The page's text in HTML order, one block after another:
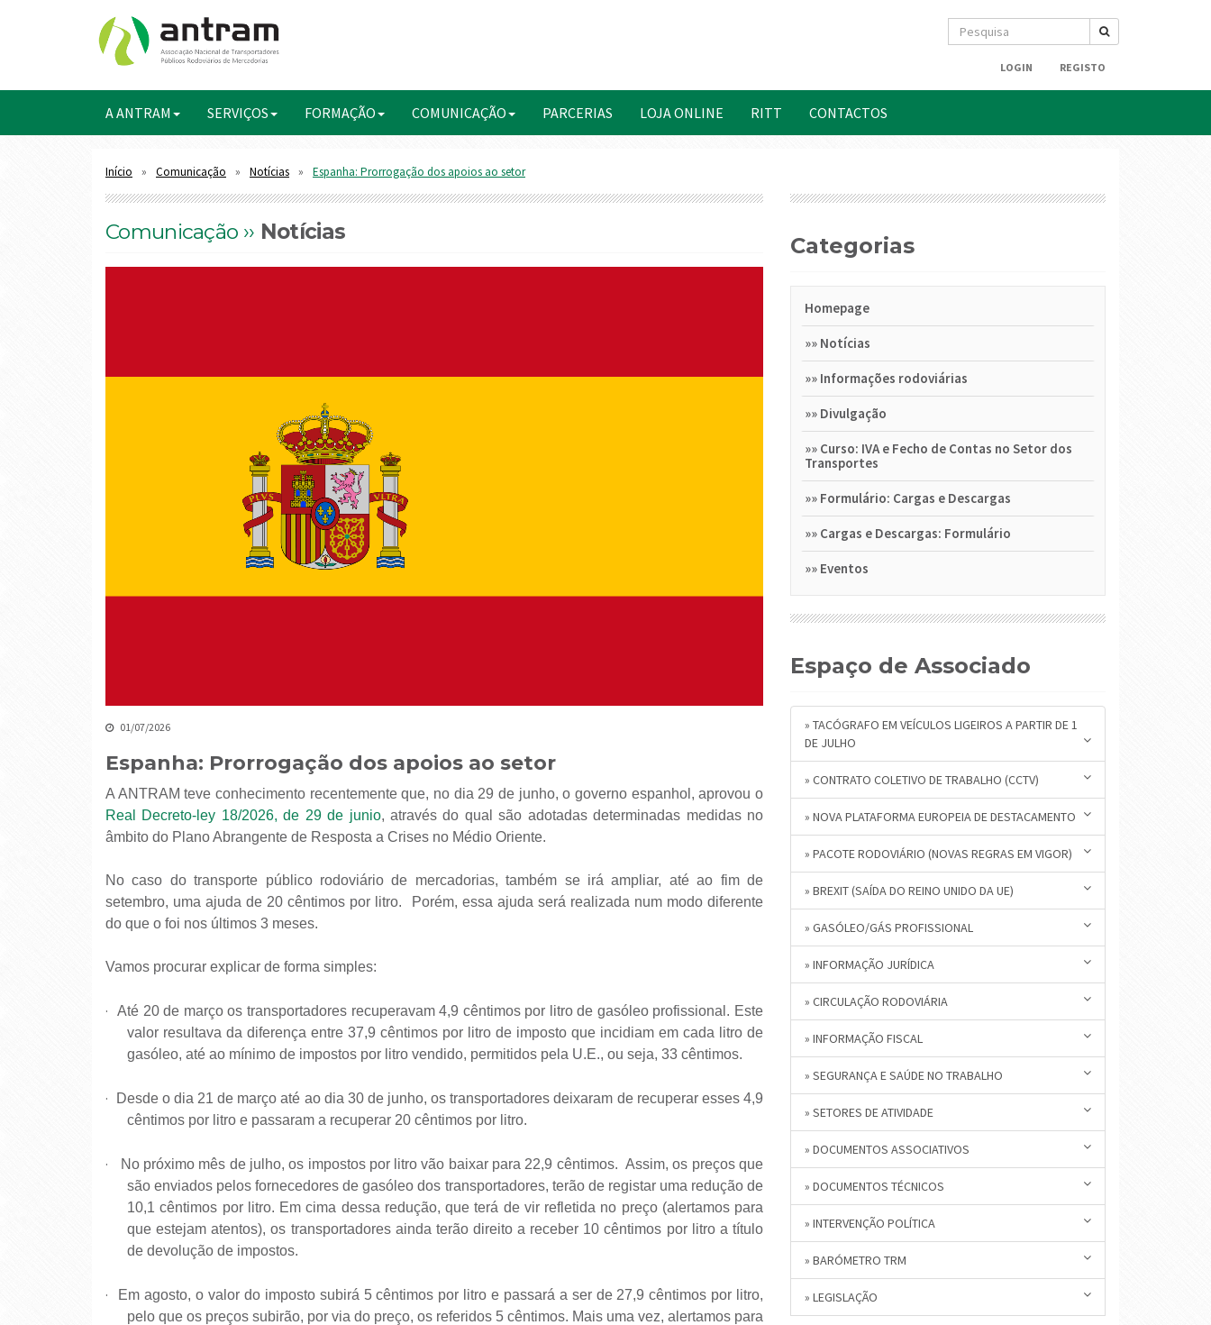
LOGIN REGISTO
A ANTRAM SERVIÇOS FORMAÇÃO COMUNICAÇÃO PARCERIAS LOJA ONLINE RITT CONTACTOS
Início Comunicação Notícias Espanha: Prorrogação dos apoios ao setor
Comunicação ›› Notícias
01/07/2026
Espanha: Prorrogação dos apoios ao setor
A ANTRAM teve conhecimento recentemente que, no dia 29 de junho, o governo espanhol, aprovou o
Real Decreto-ley 18/2026, de 29 de junio, através do qual são adotadas determinadas medidas no
âmbito do Plano Abrangente de Resposta a Crises no Médio Oriente.
No caso do transporte público rodoviário de mercadorias, também se irá ampliar, até ao fim de
setembro, uma ajuda de 20 cêntimos por litro. Porém, essa ajuda será realizada num modo diferente
do que o foi nos últimos 3 meses.
Vamos procurar explicar de forma simples:
·
Até 20 de março os transportadores recuperavam 4,9 cêntimos por litro de gasóleo profissional. Este
valor resultava da diferença entre 37,9 cêntimos por litro de imposto que incidiam em cada litro de
gasóleo, até ao mínimo de impostos por litro vendido, permitidos pela U.E., ou seja, 33 cêntimos.
·
Desde o dia 21 de março até ao dia 30 de junho, os transportadores deixaram de recuperar esses 4,9
cêntimos por litro e passaram a recuperar 20 cêntimos por litro.
·
No próximo mês de julho, os impostos por litro vão baixar para 22,9 cêntimos. Assim, os preços que
são enviados pelos fornecedores de gasóleo dos transportadores, terão de registar uma redução de
10,1 cêntimos por litro. Em cima dessa redução, que terá de vir refletida no preço (alertamos para
que estejam atentos), os transportadores ainda terão direito a receber 10 cêntimos por litro a título
de devolução de impostos.
·
Em agosto, o valor do imposto subirá 5 cêntimos por litro e passará a ser de 27,9 cêntimos por litro,
pelo que os preços subirão, por via do preço, os referidos 5 cêntimos. Mais uma vez, alertamos para
Categorias
Homepage
»» Notícias
»» Informações rodoviárias
»» Divulgação
»» Curso: IVA e Fecho de Contas no Setor dos
Transportes
»» Formulário: Cargas e Descargas
»» Cargas e Descargas: Formulário
»» Eventos
Espaço de Associado
» TACÓGRAFO EM VEÍCULOS LIGEIROS A PARTIR DE 1
DE JULHO
» CONTRATO COLETIVO DE TRABALHO (CCTV)
» NOVA PLATAFORMA EUROPEIA DE DESTACAMENTO
» PACOTE RODOVIÁRIO (NOVAS REGRAS EM VIGOR)
» BREXIT (SAÍDA DO REINO UNIDO DA UE)
» GASÓLEO/GÁS PROFISSIONAL
» INFORMAÇÃO JURÍDICA
» CIRCULAÇÃO RODOVIÁRIA
» INFORMAÇÃO FISCAL
» SEGURANÇA E SAÚDE NO TRABALHO
» SETORES DE ATIVIDADE
» DOCUMENTOS ASSOCIATIVOS
» DOCUMENTOS TÉCNICOS
» INTERVENÇÃO POLÍTICA
» BARÓMETRO TRM
» LEGISLAÇÃO